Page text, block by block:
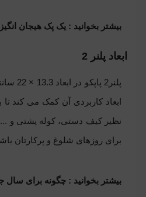
بیشتر بخوانید : یک پک هیجان
ابعاد پلنر 2
پلنر2
ابعاد کاربردی آن کمک می کند
نظیر کیف دستی، کوله پشتی و
برای روزهای شلوغ و پرکارتان
بیشتر بخوانید : چگونه برای سال